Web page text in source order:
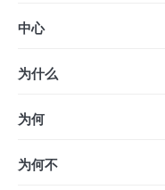
中心
为什么
为何
为何不